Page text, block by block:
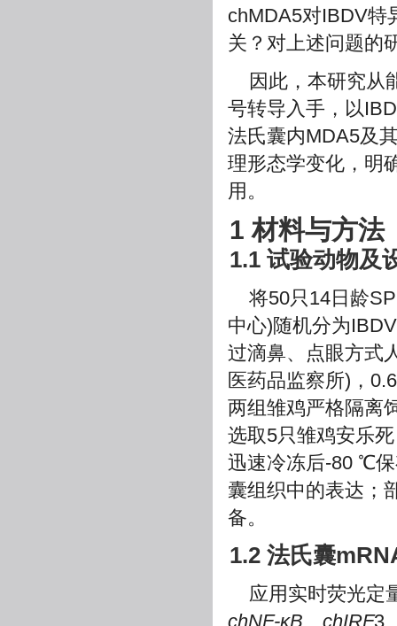
chMDA5对IBDV特
关？对上述问题的
因此，本研究从
号转导入手，以
法氏囊内MDA5及
理形态学变化，明
用。
1 材料与方法
1.1 试验动物及
将50只14日龄
中心)随机分为
过滴鼻、点眼方式
医药品监察所)，
两组雏鸡严格隔离
选取5只雏鸡安乐
迅速冷冻后-80 ℃
囊组织中的表达；
备。
1.2 法氏囊
应用实时荧光定
chNF-κB
chIRF3